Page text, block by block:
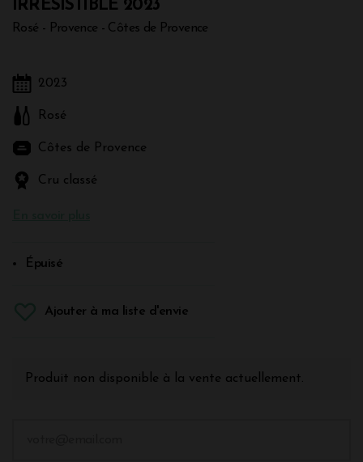
IRRESISTIBLE 2023
Rosé - Provence - Côtes de Provence
2023
Rosé
Côtes de Provence
Cru classé
Épuisé
Ajouter à ma liste d'envie
Produit non disponible à la vente actuellement.